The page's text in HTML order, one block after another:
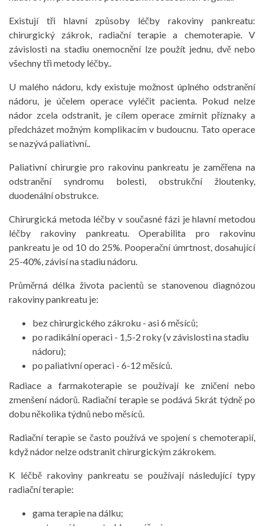
Existují tři hlavní způsoby léčby rakoviny pankreatu:
chirurgický zákrok, radiační terapie a chemoterapie. V
závislosti na stadiu onemocnění lze použít jednu, dvě nebo
všechny tři metody léčby..
U malého nádoru, kdy existuje možnost úplného odstranění
nádoru, je účelem operace vyléčit pacienta. Pokud nelze
nádor zcela odstranit, je cílem operace zmírnit příznaky a
předcházet možným komplikacím v budoucnu. Tato operace
se nazývá paliativní..
Paliativní chirurgie pro rakovinu pankreatu je zaměřena na
odstranění syndromu bolesti, obstrukční žloutenky,
duodenální obstrukce.
Chirurgická metoda léčby v současné fázi je hlavní metodou
léčby rakoviny pankreatu. Operabilita pro rakovinu
pankreatu je od 10 do 25%. Pooperační úmrtnost, dosahující
25-40%, závisí na stadiu nádoru.
Průměrná délka života pacientů se stanovenou diagnózou
rakoviny pankreatu je:
bez chirurgického zákroku - asi 6 měsíců;
po radikální operaci - 1,5-2 roky (v závislosti na stadiu
nádoru);
po paliativní operaci - 6-12 měsíců.
Radiace a farmakoterapie se používají ke zničení nebo
zmenšení nádorů. Radiační terapie se podává 5krát týdně po
dobu několika týdnů nebo měsíců.
Radiační terapie se často používá ve spojení s chemoterapií,
když nádor nelze odstranit chirurgickým zákrokem.
K léčbě rakoviny pankreatu se používají následující typy
radiační terapie:
gama terapie na dálku;